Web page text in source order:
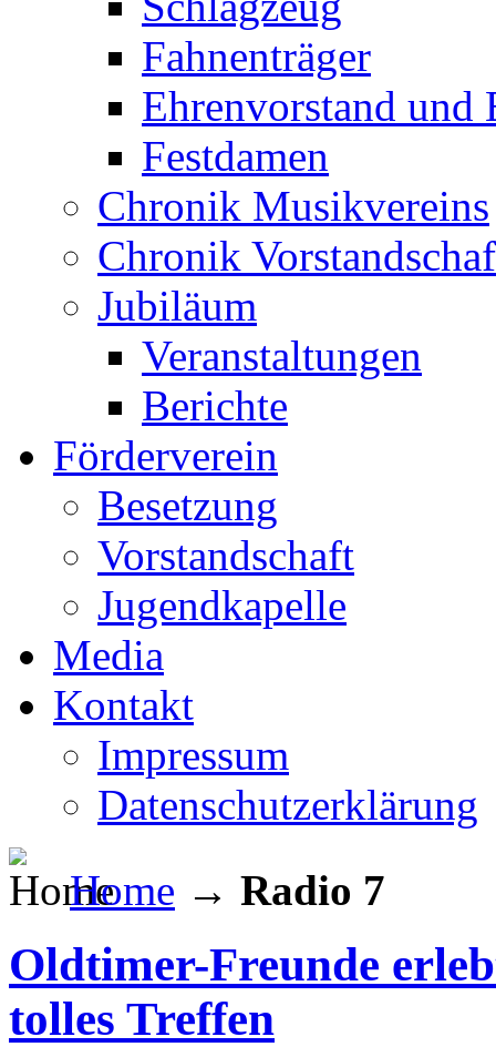
Fahnenträger
Ehrenvorstand und
Festdamen
Chronik Musikvereins
Chronik
Jubiläum
Veranstaltungen
Berichte
Förderverein
Besetzung
Vorstandschaft
Jugendkapelle
Media
Kontakt
Impressum
Datenschutzerklärung
Home → Radio 7
Oldtimer-Freunde
tolles Treffen